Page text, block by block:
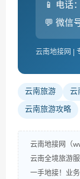
📱 电话：
💬 微信
云南地接网 |
云南旅游 云
云南旅游攻略
云南地接网（
云南全境旅游
一手地接！业